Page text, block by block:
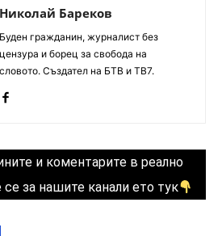
Николай Бареков
Буден гражданин, журналист без
цензура и борец за свобода на
словото. Създател на БТВ и ТВ7.
и коментарите в реално
за нашите канали ето тук